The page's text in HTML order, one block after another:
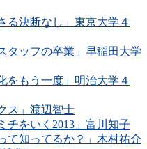
る決断なし」東京大学４
タッフの卒業」早稲田大学
をもう一度」明治大学４
ス」渡辺智士
チをいく2013」富川知子
て知ってるか？」木村祐介